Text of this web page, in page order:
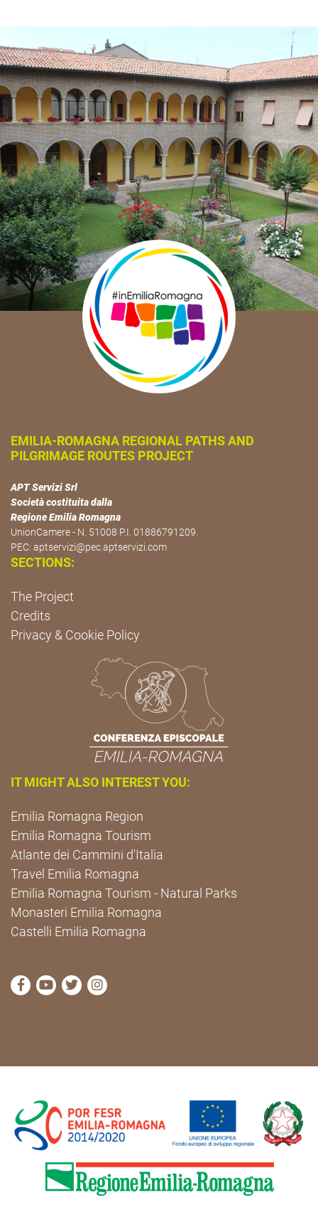
EMILIA-ROMAGNA REGIONAL PATHS AND
PILGRIMAGE ROUTES PROJECT
APT Servizi Srl
Società costituita dalla
Regione Emilia Romagna
UnionCamere - N. 51008 P.I. 01886791209.
PEC: aptservizi@pec.aptservizi.com
SECTIONS:
The Project
Credits
Privacy & Cookie Policy
IT MIGHT ALSO INTEREST YOU:
Emilia Romagna Region
Emilia Romagna Tourism
Atlante dei Cammini d'Italia
Travel Emilia Romagna
Emilia Romagna Tourism - Natural Parks
Monasteri Emilia Romagna
Castelli Emilia Romagna
visit Cammini Emilia-Romagna Facebook profile
visit Cammini Emilia-Romagna YouTube profile
visit Cammini Emilia-Romagna Twitter
visit Cammini Emilia-Romagna